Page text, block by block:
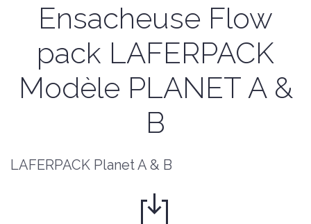
Ensacheuse Flow
pack LAFERPACK
Modèle PLANET A &
B
LAFERPACK Planet A & B